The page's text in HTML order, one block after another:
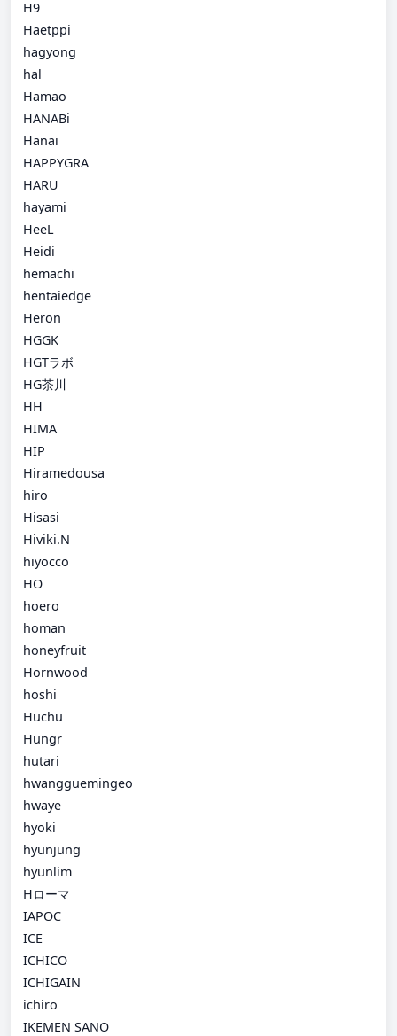
H9
Haetppi
hagyong
hal
Hamao
HANABi
Hanai
HAPPYGRA
HARU
hayami
HeeL
Heidi
hemachi
hentaiedge
Heron
HGGK
HGTラボ
HG茶川
HH
HIMA
HIP
Hiramedousa
hiro
Hisasi
Hiviki.N
hiyocco
HO
hoero
homan
honeyfruit
Hornwood
hoshi
Huchu
Hungr
hutari
hwangguemingeo
hwaye
hyoki
hyunjung
hyunlim
Hローマ
IAPOC
ICE
ICHICO
ICHIGAIN
ichiro
IKEMEN SANO